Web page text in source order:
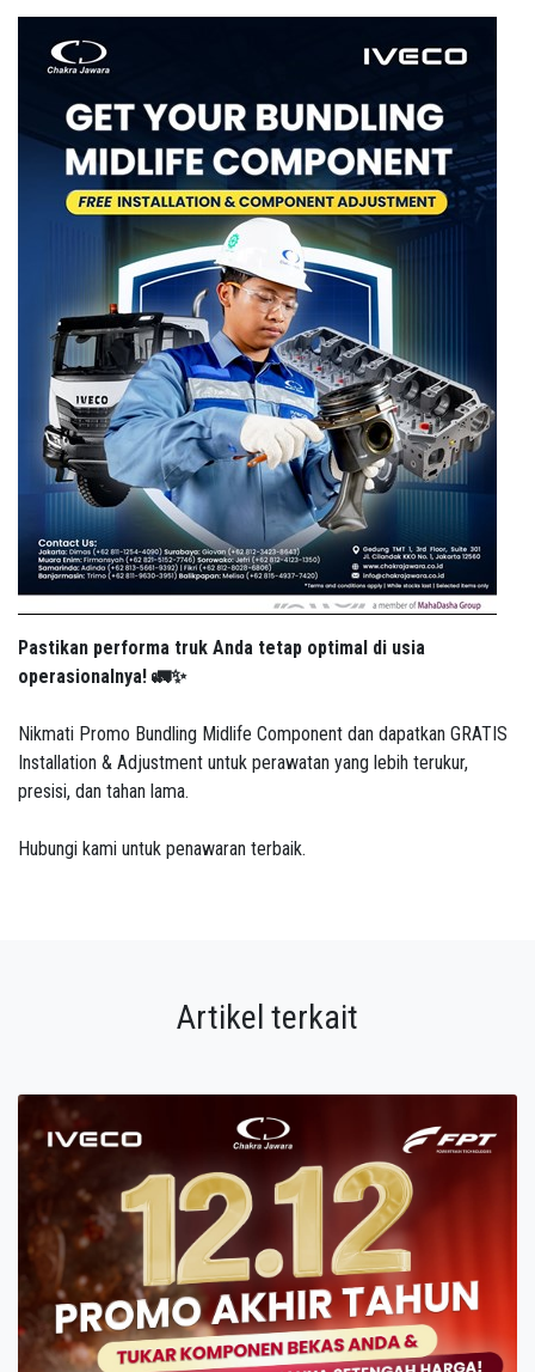
Pastikan performa truk Anda tetap optimal di usia
operasionalnya! 🚛✨
Nikmati Promo Bundling Midlife Component dan dapatkan GRATIS
Installation & Adjustment untuk perawatan yang lebih terukur,
presisi, dan tahan lama.
Hubungi kami untuk penawaran terbaik.
Artikel terkait